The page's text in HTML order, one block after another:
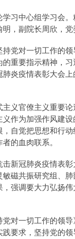
学习中心组学习会
，副院长周欣，党
党对一切工作的
重要指示精神，
炎疫情表彰大会
义官僚主义重要
作为加强作风建
自觉把思想和行
的血肉联系。
新冠肺炎疫情表
磁共振研究组、
强调要大力弘扬
对一切工作的领
要求，坚持党的